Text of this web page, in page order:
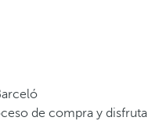
de compra y disfruta